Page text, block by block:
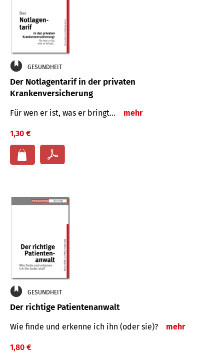
GESUNDHEIT
Der Notlagentarif in der privaten
Krankenversicherung
Für wen er ist, was er bringt… mehr
1,30 €
GESUNDHEIT
Der richtige Patientenanwalt
Wie finde und erkenne ich ihn (oder sie)? mehr
1,80 €